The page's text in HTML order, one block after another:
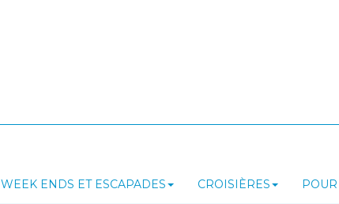
WEEK ENDS ET ESCAPADES CROISIÈRES